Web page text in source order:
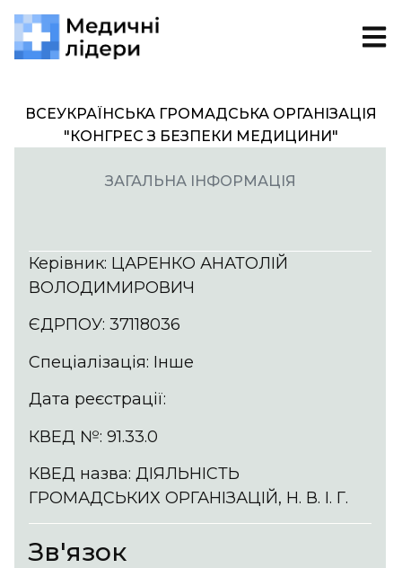
ВСЕУКРАЇНСЬКА ГРОМАДСЬКА ОРГАНІЗАЦІЯ
"КОНГРЕС З БЕЗПЕКИ МЕДИЦИНИ"
ЗАГАЛЬНА ІНФОРМАЦІЯ
Керівник: ЦАРЕНКО АНАТОЛІЙ
ВОЛОДИМИРОВИЧ
ЄДРПОУ: 37118036
Спеціалізація: Інше
Дата реєстрації:
КВЕД №: 91.33.0
КВЕД назва: ДІЯЛЬНІСТЬ
ГРОМАДСЬКИХ ОРГАНІЗАЦІЙ, Н. В. І. Г.
Зв'язок